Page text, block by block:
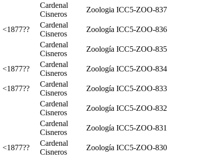
Cardenal
Cisneros
Zoologia ICC5-ZOO-837
<1877??
Cardenal
Cisneros
Zoología ICC5-ZOO-836
Cardenal
Cisneros
Zoología ICC5-ZOO-835
<1877??
Cardenal
Cisneros
Zoología ICC5-ZOO-834
<1877??
Cardenal
Cisneros
Zoología ICC5-ZOO-833
Cardenal
Cisneros
Zoología ICC5-ZOO-832
Cardenal
Cisneros
Zoología ICC5-ZOO-831
<1877??
Cardenal
Cisneros
Zoología ICC5-ZOO-830